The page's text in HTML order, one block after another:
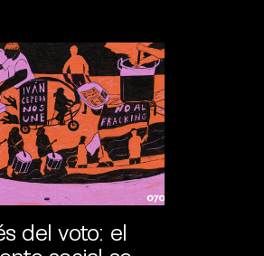
del voto: el